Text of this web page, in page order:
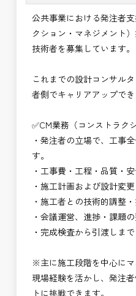
✅CM業務の魅力
・発注者の立場で工事
りがい
のマネジメント業務に関
・品質・工程・コストを
・公共インフラ整備を
・管理技術者として年収
→ 建設コンサル経験を
る仕事
⭐＝＝お祝い金100,000
※お祝い金の支給条件は
た方が対象となります。
その他支給条件の詳細に
■勤務地について、ご希
国土交通省、地方自治体
（東北地方、関東地方、
■発注者支援業務＜希望
い。＞
・＜急募＞工事監督支
・＜急募＞資料作成業
・NEXCO（ネクスコ）
・NEXCO（ネクスコ
・電気工事監督支援業
・積算技術業務
公共事業における発注者
クション・マネジメント
技術者を募集しています。
これまでの設計コンサル
者側でキャリアアップで
✅CM業務（コンストラク
・発注者の立場で、工事
す。
・工事費・工程・品質・
・施工計画および設計変
・施工者との技術的調整
・会議運営、進捗・課題
・完成検査から引渡しま
※主に施工段階を中心にマ
現場経験を活かし、発注
トに挑戦できます。